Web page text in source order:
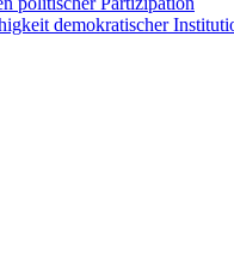
demokratischer